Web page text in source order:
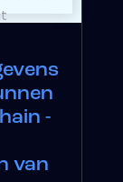
-
van